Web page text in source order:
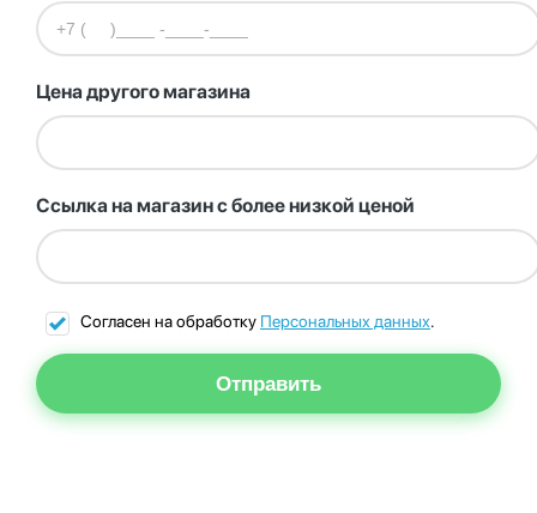
Цена другого магазина
Ссылка на магазин с более низкой ценой
Согласен на обработку Персональных данных.
Отправить